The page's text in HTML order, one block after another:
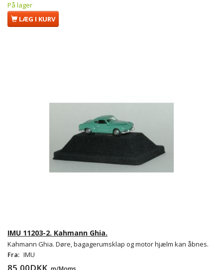
På lager
LÆG I KURV
IMU 11203-2. Kahmann Ghia.
Kahmann Ghia. Døre, bagagerumsklap og motor hjælm kan åbnes.
Fra: IMU
85,00DKK m/Moms